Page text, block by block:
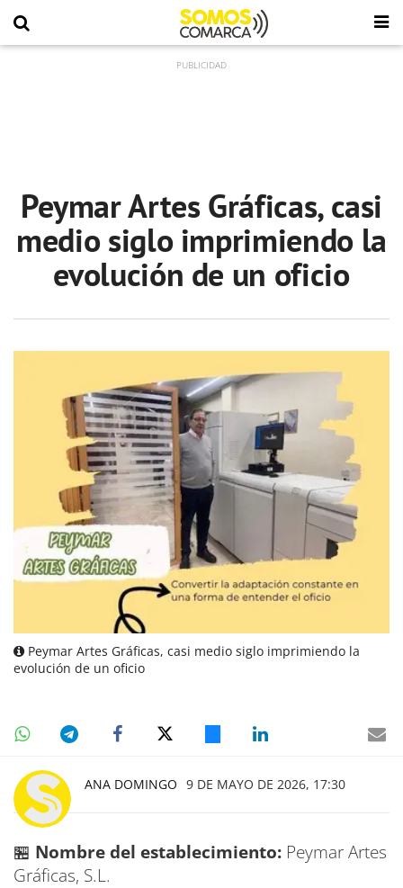
Peymar Artes Gráficas, casi
medio siglo imprimiendo la
evolución de un oficio
Peymar Artes Gráficas, casi medio siglo imprimiendo la
evolución de un oficio
ANA DOMINGO 9 DE MAYO DE 2026, 17:30
🏪 Nombre del establecimiento: Peymar Artes
Gráficas, S.L.